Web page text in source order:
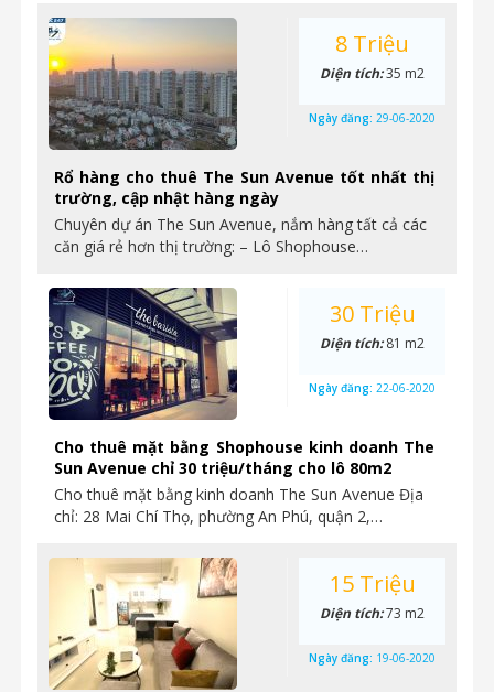
Rổ hàng cho thuê The Sun Avenue tốt nhất thị
trường, cập nhật hàng ngày
Chuyên dự án The Sun Avenue, nắm hàng tất cả các
căn giá rẻ hơn thị trường: – Lô Shophouse…
8 Triệu
Diện tích:35 m2
Ngày đăng: 29-06-2020
Cho thuê mặt bằng Shophouse kinh doanh The
Sun Avenue chỉ 30 triệu/tháng cho lô 80m2
Cho thuê mặt bằng kinh doanh The Sun Avenue Địa
chỉ: 28 Mai Chí Thọ, phường An Phú, quận 2,…
30 Triệu
Diện tích:81 m2
Ngày đăng: 22-06-2020
15 Triệu
Diện tích:73 m2
Ngày đăng: 19-06-2020